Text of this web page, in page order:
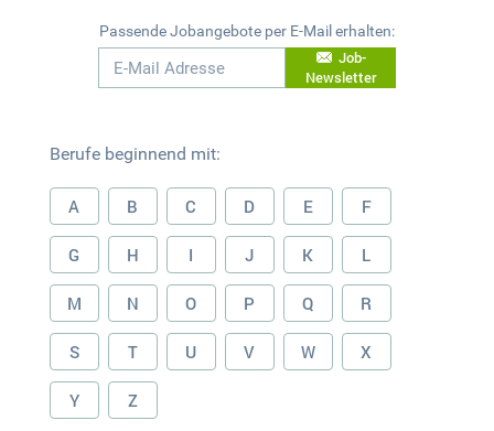
Passende Jobangebote per E-Mail erhalten:
Job-
Newsletter
Berufe beginnend mit:
A B C D E F
G H I J K L
M N O P Q R
S T U V W X
Y Z